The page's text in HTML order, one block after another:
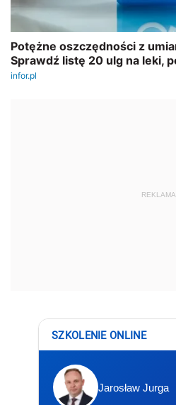
REKLAMA
SZKOLENIE ONLINE
Jarosław Jurga